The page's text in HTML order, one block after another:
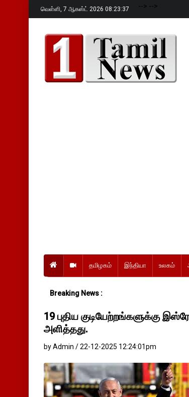
வெள்ளி, 7 ஆகஸ்ட் 2026 08:23:38 --> -->
தமிழகம் இந்தியா உலகம்
Breaking News :
19 புதிய குடியேற்றங்களுக்கு
அளித்தது.
by Admin / 22-12-2025 12:24:01pm